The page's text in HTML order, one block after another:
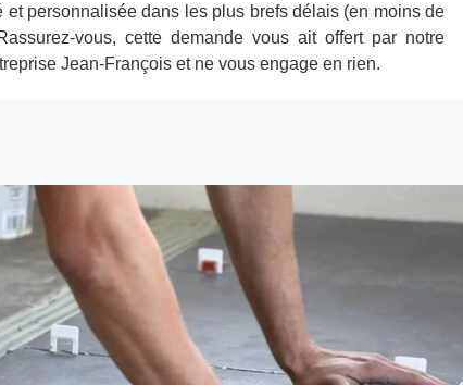
et personnalisée dans les plus brefs délais (en moins de
vous, cette demande vous ait offert par notre
Jean-François et ne vous engage en rien.